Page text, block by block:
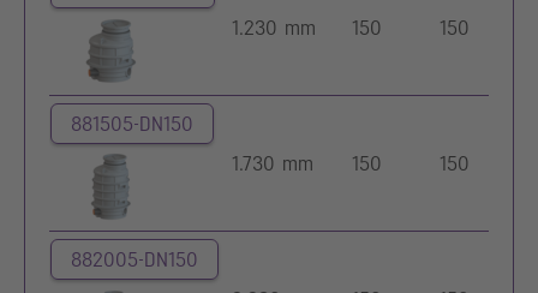
1.230 mm
150 150
881505-DN150
1.730 mm
150 150
882005-DN150